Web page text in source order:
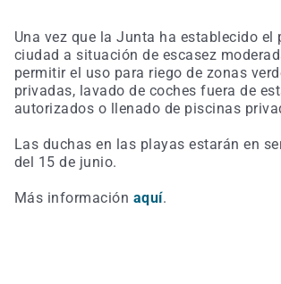
Una vez que la Junta ha establecido el
ciudad a situación de escasez
permitir el uso para riego de zonas
privadas, lavado de coches fuera de
autorizados o llenado de piscinas
Las duchas en las playas estarán en
del 15 de junio.
Más información aquí.